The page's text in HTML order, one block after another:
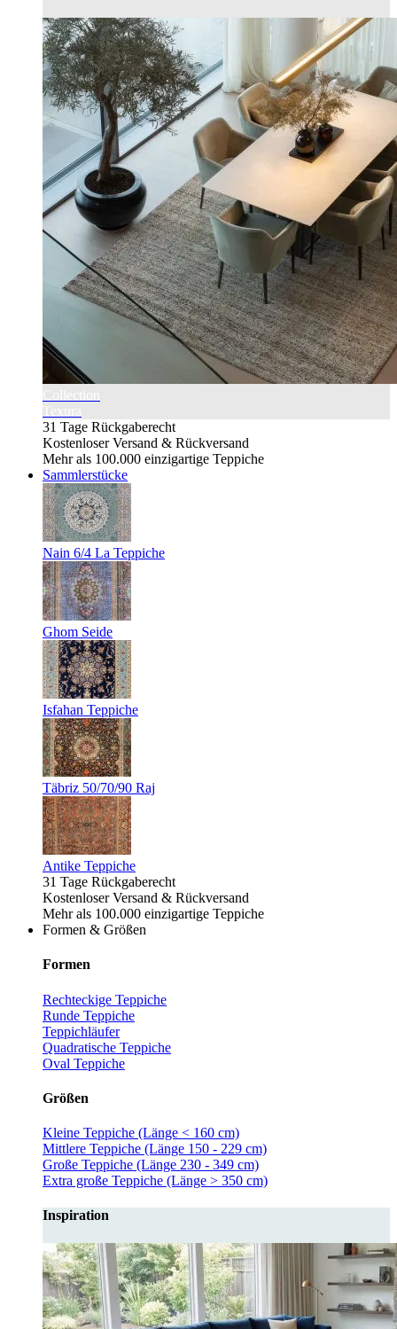
31 Tage Rückgaberecht
Kostenloser Versand & Rückversand
Mehr als 100.000 einzigartige Teppiche
Sammlerstücke
Nain 6/4 La Teppiche
Ghom Seide
Isfahan Teppiche
Täbriz 50/70/90 Raj
Antike Teppiche
31 Tage Rückgaberecht
Kostenloser Versand & Rückversand
Mehr als 100.000 einzigartige Teppiche
Formen & Größen
Formen
Rechteckige Teppiche
Runde Teppiche
Teppichläufer
Quadratische Teppiche
Oval Teppiche
Größen
Kleine Teppiche (Länge < 160 cm)
Mittlere Teppiche (Länge 150 - 229 cm)
Große Teppiche (Länge 230 - 349 cm)
Extra große Teppiche (Länge > 350 cm)
Inspiration